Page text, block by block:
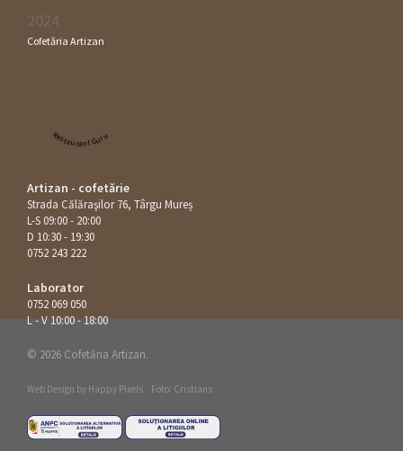
2024
Cofetăria Artizan
Restaurant Guru
Artizan - cofetărie
Strada Călăraşilor 76, Târgu Mureș
L-S 09:00 - 20:00
D 10:30 - 19:30
0752 243 222
Laborator
0752 069 050
L - V 10:00 - 18:00
© 2026 Cofetăria Artizan.
Web Design by Happy Pixels. Foto: Cristians